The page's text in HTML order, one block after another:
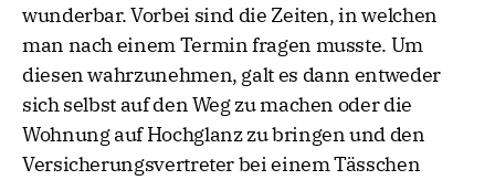
wunderbar. Vorbei sind die Zeiten, in welchen
man nach einem Termin fragen musste. Um
diesen wahrzunehmen, galt es dann entweder
sich selbst auf den Weg zu machen oder die
Wohnung auf Hochglanz zu bringen und den
Versicherungsvertreter bei einem Tässchen